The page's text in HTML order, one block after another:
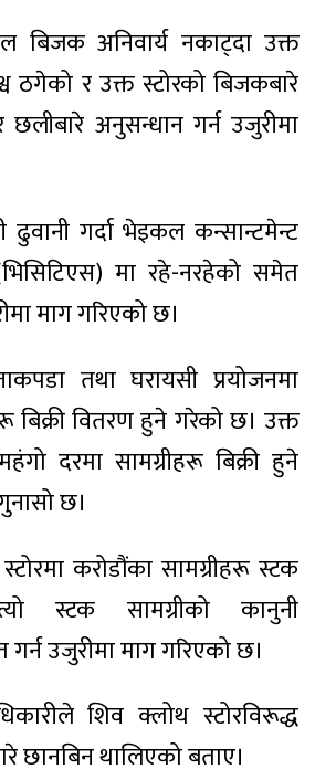
बिजक अनिवार्य नकाट्दा उक्त
ठगेको र उक्त स्टोरको बिजकबारे
अनुसन्धान गर्न उजुरीमा
ढुवानी गर्दा भेइकल कन्सान्टमेन्ट
मा रहे-नरहेको समेत
माग गरिएको छ।
तथा घरायसी प्रयोजनमा
बिक्री वितरण हुने गरेको छ। उक्त
दरमा सामग्रीहरू बिक्री हुने
छ।
करोडौंका सामग्रीहरू स्टक
स्टक सामग्रीको कानुनी
गर्न उजुरीमा माग गरिएको छ।
शिव क्लोथ स्टोरविरूद्ध
छानबिन थालिएको बताए।